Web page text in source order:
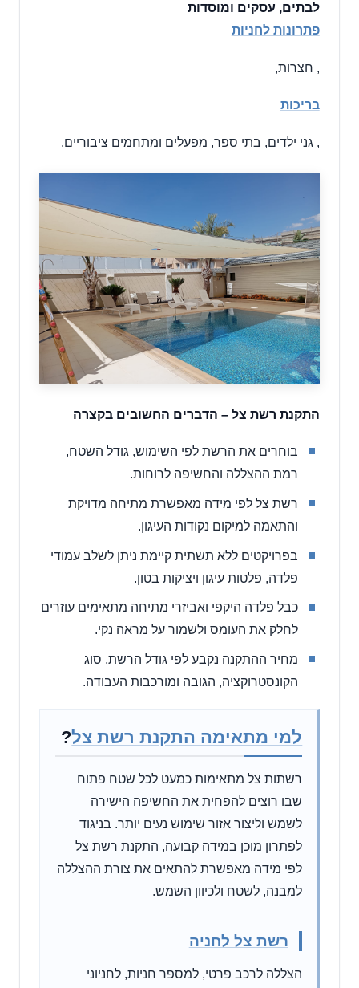
לבתים, עסקים ומוסדות
פתרונות לחניות
, חצרות,
בריכות
, גני ילדים, בתי ספר, מפעלים ומתחמים ציבוריים.
התקנת רשת צל – הדברים החשובים בקצרה
בוחרים את הרשת לפי השימוש, גודל השטח,
רמת ההצללה והחשיפה לרוחות.
רשת צל לפי מידה מאפשרת מתיחה מדויקת
והתאמה למיקום נקודות העיגון.
בפרויקטים ללא תשתית קיימת ניתן לשלב עמודי
פלדה, פלטות עיגון ויציקות בטון.
כבל פלדה היקפי ואביזרי מתיחה מתאימים עוזרים
לחלק את העומס ולשמור על מראה נקי.
מחיר ההתקנה נקבע לפי גודל הרשת, סוג
הקונסטרוקציה, הגובה ומורכבות העבודה.
למי מתאימה התקנת רשת צל?
רשתות צל מתאימות כמעט לכל שטח פתוח
שבו רוצים להפחית את החשיפה הישירה
לשמש וליצור אזור שימוש נעים יותר. בניגוד
לפתרון מוכן במידה קבועה, התקנת רשת צל
לפי מידה מאפשרת להתאים את צורת ההצללה
למבנה, לשטח ולכיוון השמש.
רשת צל לחניה
הצללה לרכב פרטי, למספר חניות, לחניוני